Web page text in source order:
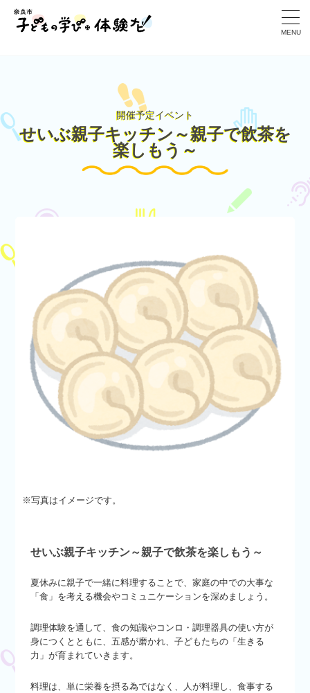
MENU
開催予定イベント
せいぶ親子キッチン～親子で飲茶を
楽しもう～
※写真はイメージです。
せいぶ親子キッチン～親子で飲茶を楽しもう～
夏休みに親子で一緒に料理することで、家庭の中での大事な
「食」を考える機会やコミュニケーションを深めましょう。
調理体験を通して、食の知識やコンロ・調理器具の使い方が
身につくとともに、五感が磨かれ、子どもたちの「生きる
力」が育まれていきます。
料理は、単に栄養を摂る為ではなく、人が料理し、食事する